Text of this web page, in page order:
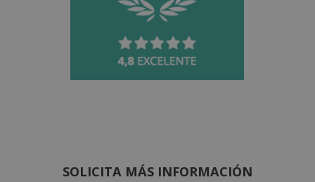
SOLICITA MÁS INFORMACIÓN